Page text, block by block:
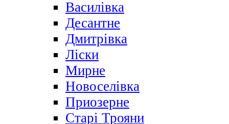
Василівка
Десантне
Дмитрівка
Ліски
Мирне
Новоселівка
Приозерне
Старі Трояни